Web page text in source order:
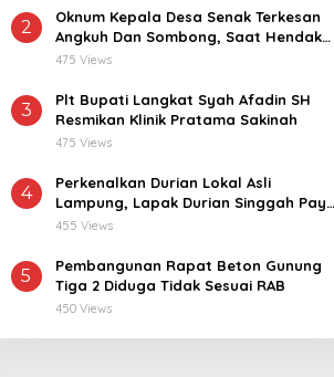
2
Oknum Kepala Desa Senak Terkesan
Angkuh Dan Sombong, Saat Hendak
Dikonfirmasi Realisasi Dana Desa 2021-
475 Views
3
Plt Bupati Langkat Syah Afadin SH
Resmikan Klinik Pratama Sakinah
475 Views
4
Perkenalkan Durian Lokal Asli
Lampung, Lapak Durian Singgah Pay
kini Hadir di Lampung Timur
455 Views
5
Pembangunan Rapat Beton Gunung
Tiga 2 Diduga Tidak Sesuai RAB
450 Views